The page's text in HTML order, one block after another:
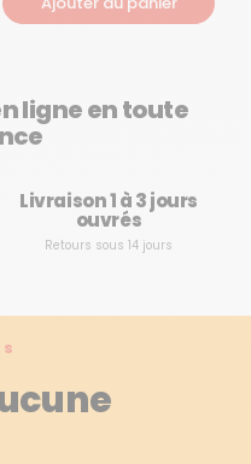
ligne en toute
Livraison 1 à 3 jours
ouvrés
Retours sous 14 jours